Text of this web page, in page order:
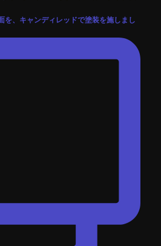
を、キャンディレッドで塗装を施しまし